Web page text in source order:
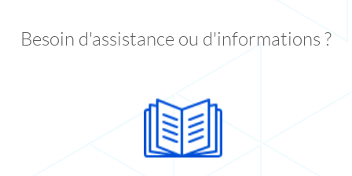
Besoin d'assistance ou d'informations ?